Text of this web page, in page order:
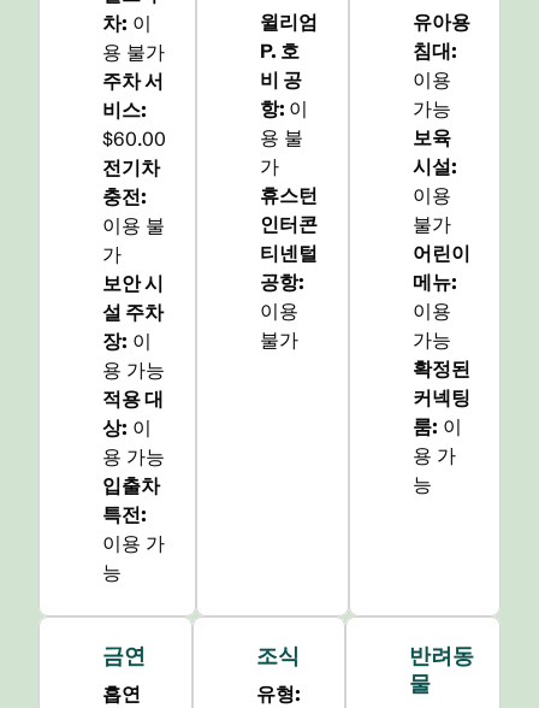
차: 이
용 불가
주차 서
비스:
$60.00
전기차
충전:
이용 불
가
보안 시
설 주차
장: 이
용 가능
적용 대
상: 이
용 가능
입출차
특전:
이용 가
능
윌리엄
P. 호
비 공
항: 이
용 불
가
휴스턴
인터콘
티넨털
공항:
이용
불가
유아용
침대:
이용
가능
보육
시설:
이용
불가
어린이
메뉴:
이용
가능
확정된
커넥팅
룸: 이
용 가
능
금연
흡연
조식
유형:
반려동
물